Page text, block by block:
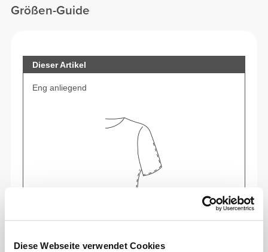
Diese Webseite verwendet Cookies
Größen-Guide
Dieser Artikel
Eng anliegend